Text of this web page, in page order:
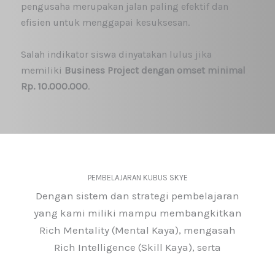
pengusaha merupakan jalan paling efektif dan
efisien untuk menggapai kesuksesan.
Salah indikator siswa dinyatakan lulus jika
memiliki Business Project dengan omset minimal
Rp. 10.000.000.
PEMBELAJARAN KUBUS SKYE
Dengan sistem dan strategi pembelajaran
yang kami miliki mampu membangkitkan
Rich Mentality (Mental Kaya), mengasah
Rich Intelligence (Skill Kaya), serta